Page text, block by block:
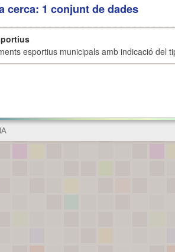
cerca: 1 conjunt de dades
esportius municipals amb indicació del